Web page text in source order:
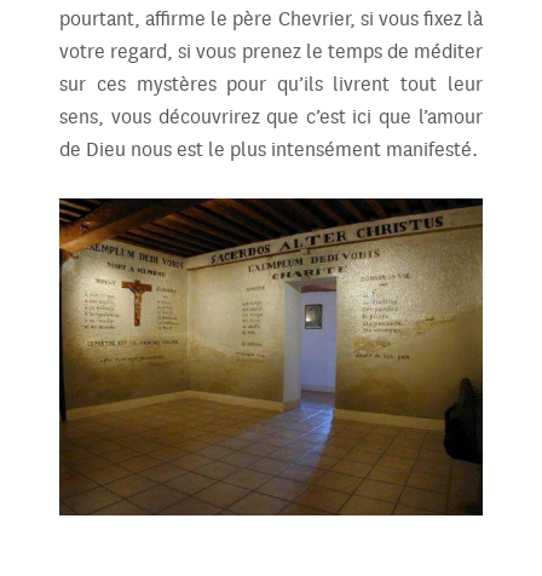
pourtant, affirme le père Chevrier, si vous fixez là
votre regard, si vous prenez le temps de méditer
sur ces mystères pour qu’ils livrent tout leur
sens, vous découvrirez que c’est ici que l’amour
de Dieu nous est le plus intensément manifesté.